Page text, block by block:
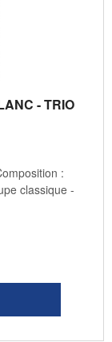
- TRIO
:
classique -